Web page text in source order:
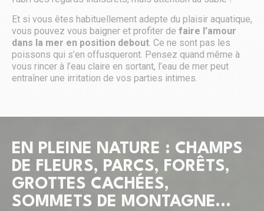
Et si vous êtes habituellement adepte du plaisir aquatique,
vous pouvez vous baigner et profiter de faire l’amour
dans la mer en position debout. Ce ne sont pas les
poissons qui s’en offusqueront. Pensez quand même à
vous rincer à l’eau claire en sortant, l’eau de mer peut
entraîner une irritation de vos parties intimes.
EN PLEINE NATURE : CHAMPS
DE FLEURS, PARCS, FORÊTS,
GROTTES CACHÉES,
SOMMETS DE MONTAGNE…